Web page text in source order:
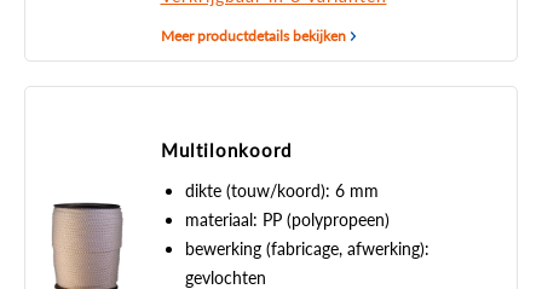
Meer productdetails bekijken
Multilonkoord
dikte (touw/koord): 6 mm
materiaal: PP (polypropeen)
bewerking (fabricage, afwerking):
gevlochten